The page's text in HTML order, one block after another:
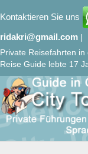
Kontaktieren Sie uns
ridakri@gmail.com |
Private Reisefahrten in
Reise Guide lebte 17